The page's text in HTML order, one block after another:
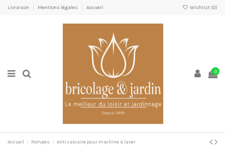
Livraison Mentions légales Accueil Wishlist (0)
0
Accueil Pompes Anti calcaire pour machine à laver